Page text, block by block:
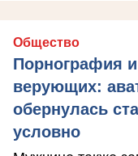
Общество
Порнография
верующих:
обернулась
условно